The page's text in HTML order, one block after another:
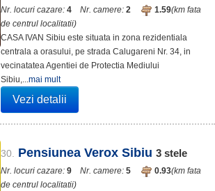
Nr. locuri cazare: 4 Nr. camere: 2 1.59(km fata
de centrul localitatii)
CASA IVAN Sibiu este situata in zona rezidentiala
centrala a orasului, pe strada Calugareni Nr. 34, in
vecinatatea Agentiei de Protectia Mediului
Sibiu,...mai mult
Vezi detalii
30. Pensiunea Verox Sibiu 3 stele
Nr. locuri cazare: 9 Nr. camere: 5 0.93(km fata
de centrul localitatii)